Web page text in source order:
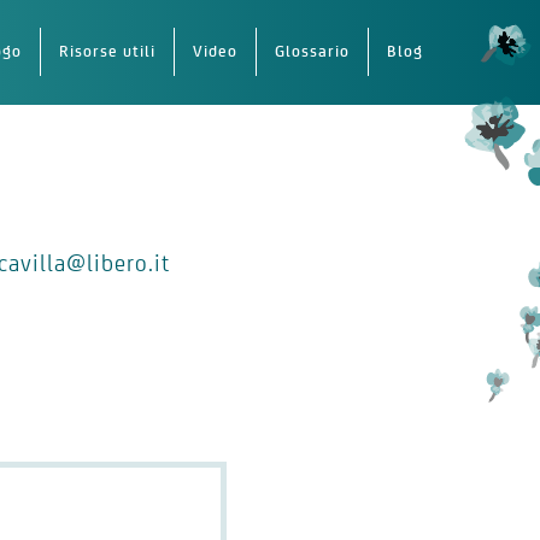
Risorse utili Video Glossario Blog